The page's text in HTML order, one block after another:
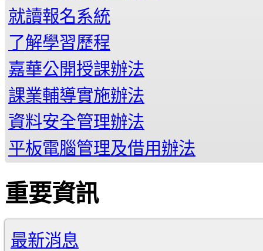
就讀報名系統
了解學習歷程
嘉華公開授課辦法
課業輔導實施辦法
資料安全管理辦法
平板電腦管理及借用辦法
重要資訊
最新消息